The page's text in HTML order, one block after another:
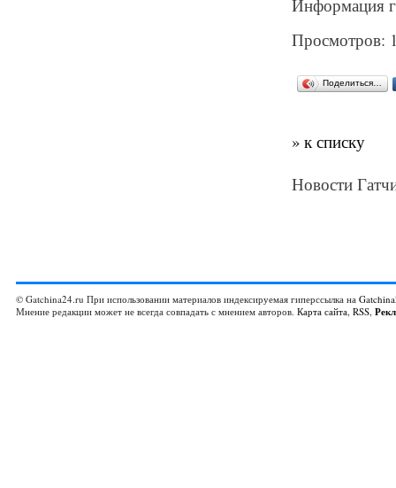
Информация
Просмотров:
Поделиться…
» к списку
Новости
© Gatchina24.ru При использовании материалов индексируемая гиперссылка на
Мнение редакции может не всегда совпадать с мнением авторов. Карта сайта, RSS,